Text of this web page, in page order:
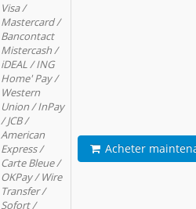
Visa /
Mastercard /
Bancontact
Mistercash /
iDEAL / ING
Home' Pay /
Western
Union / InPay
/ JCB /
American
Express /
Carte Bleue /
OKPay / Wire
Transfer /
Sofort /
Acheter